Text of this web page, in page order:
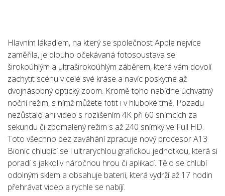
Hlavním lákadlem, na který se společnost Apple nejvíce
zaměřila, je dlouho očekávaná fotosoustava se
širokoúhlým a ultraširokoúhlým záběrem, která vám dovolí
zachytit scénu v celé své kráse a navíc poskytne až
dvojnásobný optický zoom. Kromě toho nabídne úchvatný
noční režim, s nímž můžete fotit i v hluboké tmě. Pozadu
nezůstalo ani video s rozlišením 4K při 60 snímcích za
sekundu či zpomalený režim s až 240 snímky ve Full HD.
Toto všechno bez zaváhání zpracuje nový procesor A13
Bionic chlubící se i ultrarychlou grafickou jednotkou, která si
poradí s jakkoliv náročnou hrou či aplikací. Tělo se chlubí
odolným sklem a obsahuje baterii, která vydrží až 17 hodin
přehrávat video a rychle se nabíjí.